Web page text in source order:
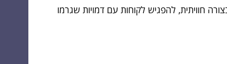
חוויתית, להפגיש לקוחות עם דמויות שגרמו